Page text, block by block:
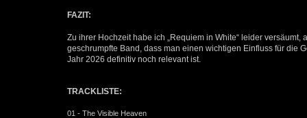
FAZIT:
Zu ihrer Hochzeit habe ich „Requiem in White“ leider
geschrumpfte Band, dass man einen wichtigen Einfluss für die
Jahr 2026 definitiv noch relevant ist.
TRACKLISTE:
01 - The Visible Heaven